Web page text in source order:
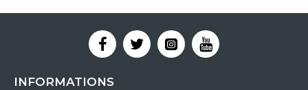
INFORMATIONS